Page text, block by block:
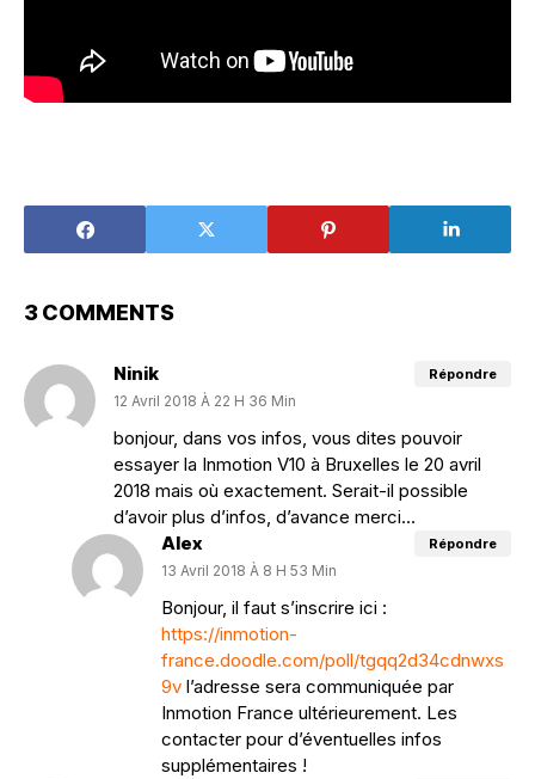
3 COMMENTS
Ninik
12 Avril 2018 À 22 H 36 Min
bonjour, dans vos infos, vous dites pouvoir
essayer la Inmotion V10 à Bruxelles le 20 avril
2018 mais où exactement. Serait-il possible
d’avoir plus d’infos, d’avance merci…
Répondre
Alex
13 Avril 2018 À 8 H 53 Min
Bonjour, il faut s’inscrire ici :
https://inmotion-
france.doodle.com/poll/tgqq2d34cdnwxs
9v l’adresse sera communiquée par
Inmotion France ultérieurement. Les
contacter pour d’éventuelles infos
supplémentaires !
Répondre